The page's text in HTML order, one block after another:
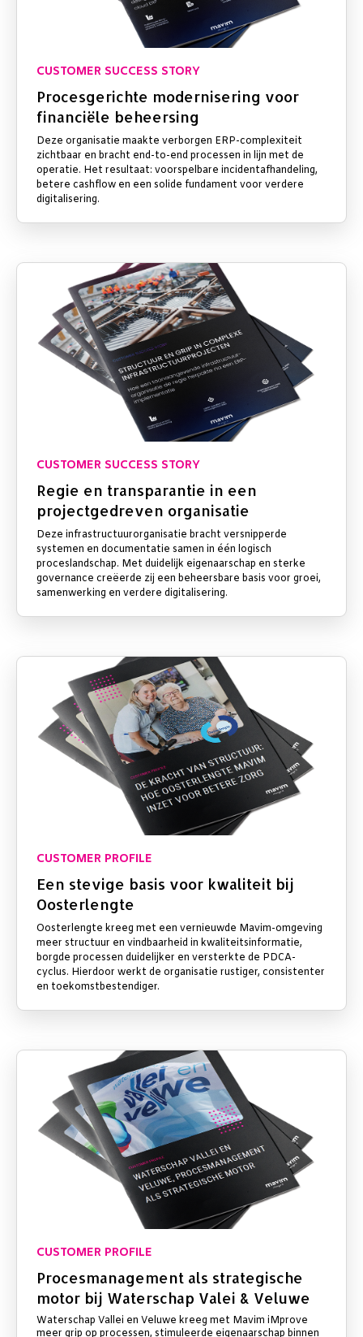
CUSTOMER SUCCESS STORY
Procesgerichte modernisering voor
financiële beheersing
Deze organisatie maakte verborgen ERP-complexiteit
zichtbaar en bracht end-to-end processen in lijn met de
operatie. Het resultaat: voorspelbare incidentafhandeling,
betere cashflow en een solide fundament voor verdere
digitalisering.
CUSTOMER SUCCESS STORY
Regie en transparantie in een
projectgedreven organisatie
Deze infrastructuurorganisatie bracht versnipperde
systemen en documentatie samen in één logisch
proceslandschap. Met duidelijk eigenaarschap en sterke
governance creëerde zij een beheersbare basis voor groei,
samenwerking en verdere digitalisering.
CUSTOMER PROFILE
Een stevige basis voor kwaliteit bij
Oosterlengte
Oosterlengte kreeg met een vernieuwde Mavim-omgeving
meer structuur en vindbaarheid in kwaliteitsinformatie,
borgde processen duidelijker en versterkte de PDCA-
cyclus. Hierdoor werkt de organisatie rustiger, consistenter
en toekomstbestendiger.
CUSTOMER PROFILE
Procesmanagement als strategische
motor bij Waterschap Valei & Veluwe
Waterschap Vallei en Veluwe kreeg met Mavim iMprove
meer grip op processen, stimuleerde eigenaarschap binnen